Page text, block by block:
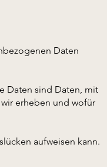
Daten
Daten sind Daten, mit
erheben und wofür
aufweisen kann.